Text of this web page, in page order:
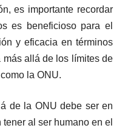
es importante recordar
es beneficioso para el
y eficacia en términos
allá de los límites de
la ONU.
de la ONU debe ser en
al ser humano en el